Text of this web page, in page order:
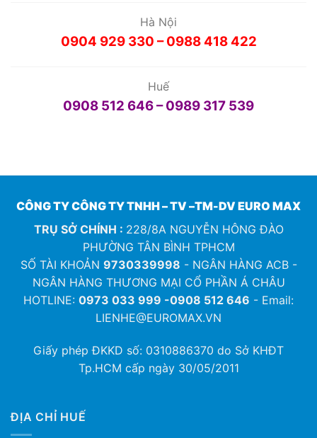
Hà Nội
0904 929 330 – 0988 418 422
Huế
0908 512 646 – 0989 317 539
CÔNG TY CÔNG TY TNHH – TV –TM-DV EURO MAX
TRỤ SỞ CHÍNH : 228/8A NGUYỄN HÔNG ĐÀO
PHƯỜNG TÂN BÌNH TPHCM
SỐ TÀI KHOẢN 9730339998 - NGÂN HÀNG ACB -
NGÂN HÀNG THƯƠNG MẠI CỔ PHẦN Á CHÂU
HOTLINE: 0973 033 999 -0908 512 646 - Email:
LIENHE@EUROMAX.VN
Giấy phép ĐKKD số: 0310886370 do Sở KHĐT
Tp.HCM cấp ngày 30/05/2011
ĐỊA CHỈ HUẾ